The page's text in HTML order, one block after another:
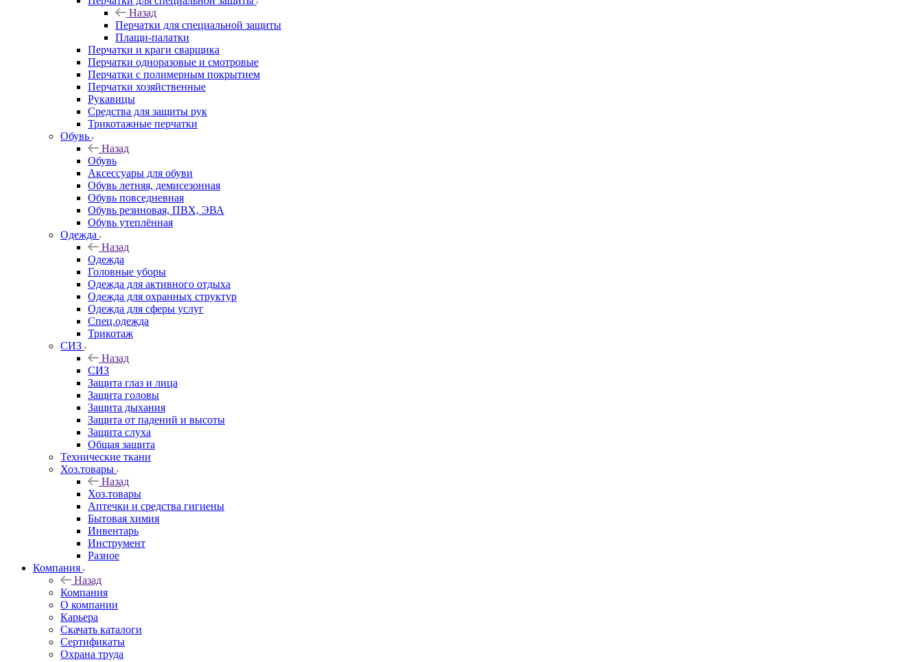
Назад
Перчатки для специальной защиты
Плащи-палатки
Перчатки и краги сварщика
Перчатки одноразовые и смотровые
Перчатки с полимерным покрытием
Перчатки хозяйственные
Рукавицы
Средства для защиты рук
Трикотажные перчатки
Обувь
Назад
Обувь
Аксессуары для обуви
Обувь летняя, демисезонная
Обувь повседневная
Обувь резиновая, ПВХ, ЭВА
Обувь утеплённая
Одежда
Назад
Одежда
Головные уборы
Одежда для активного отдыха
Одежда для охранных структур
Одежда для сферы услуг
Спец.одежда
Трикотаж
СИЗ
Назад
СИЗ
Защита глаз и лица
Защита головы
Защита дыхания
Защита от падений и высоты
Защита слуха
Общая защита
Технические ткани
Хоз.товары
Назад
Хоз.товары
Аптечки и средства гигиены
Бытовая химия
Инвентарь
Инструмент
Разное
Компания
Назад
Компания
О компании
Карьера
Cкачать каталоги
Сертификаты
Охрана труда